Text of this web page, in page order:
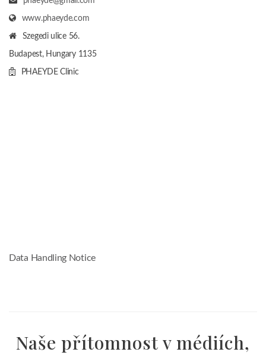
www.phaeyde.com
Szegedi ulice 56.
Budapest, Hungary 1135
PHAEYDE Clinic
Data Handling Notice
Naše přítomnost v médiích,